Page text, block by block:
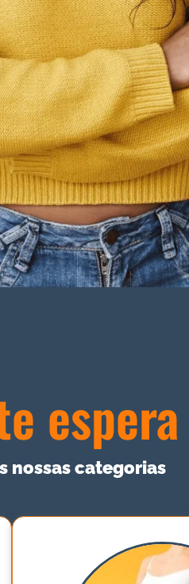
espera
nossas categorias